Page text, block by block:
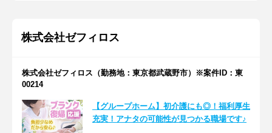
株式会社ゼフィロス
株式会社ゼフィロス（勤務地：東京都武蔵野市）※案件ID：東
00214
【グループホーム】初介護にも◎！福利厚生
充実！アナタの可能性が見つかる職場です♪